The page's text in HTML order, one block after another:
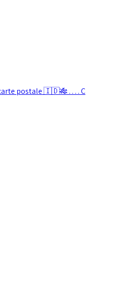
postale 🇮🇩🎋 . . . . C